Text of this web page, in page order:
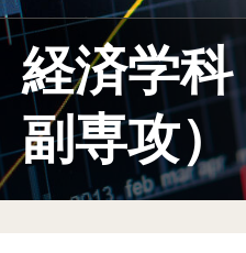
留学・編入学
国際的なキャンパス
就職サポート
教員紹介
経済学
副専攻）